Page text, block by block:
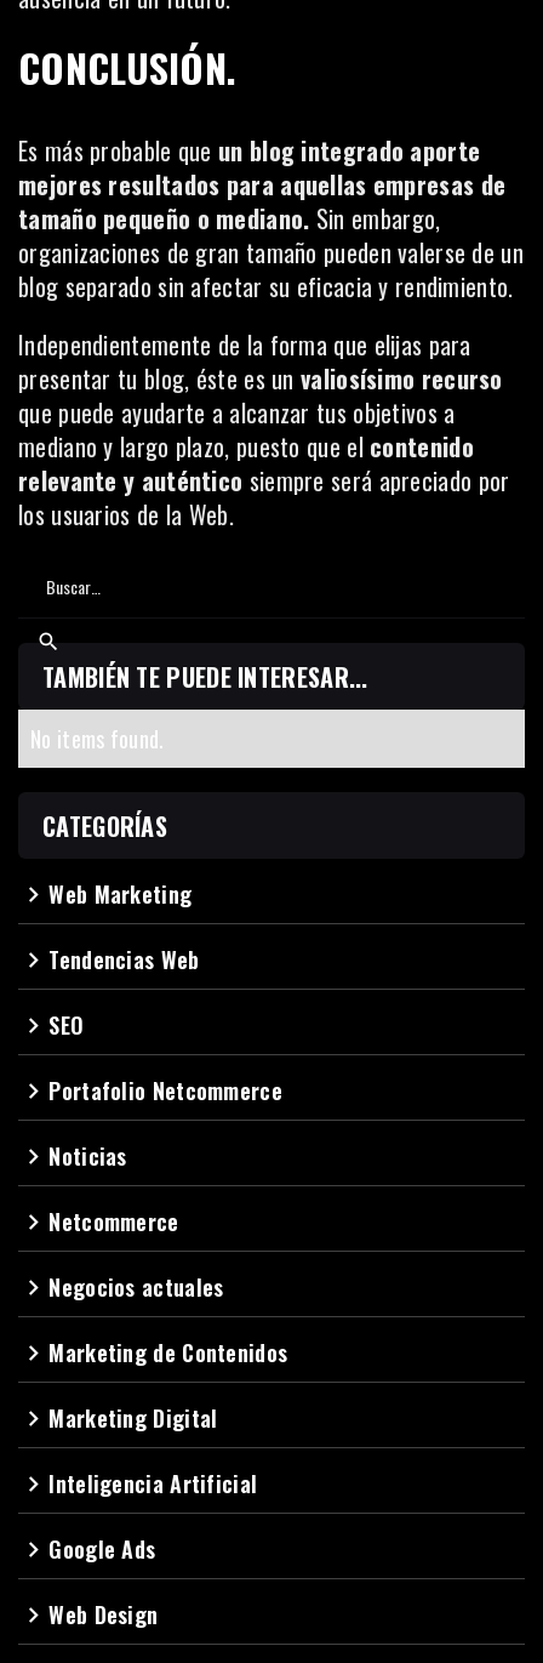
CONCLUSIÓN.
Es más probable que un blog integrado aporte
mejores resultados para aquellas empresas de
tamaño pequeño o mediano. Sin embargo,
organizaciones de gran tamaño pueden valerse de un
blog separado sin afectar su eficacia y rendimiento.
Independientemente de la forma que elijas para
presentar tu blog, éste es un valiosísimo recurso
que puede ayudarte a alcanzar tus objetivos a
mediano y largo plazo, puesto que el contenido
relevante y auténtico siempre será apreciado por
los usuarios de la Web.
TAMBIÉN TE PUEDE INTERESAR...
No items found.
CATEGORÍAS
navigate_nextWeb Marketing
navigate_next Tendencias Web
navigate_next SEO
navigate_next Portafolio Netcommerce
navigate_next Noticias
navigate_next Netcommerce
navigate_next Negocios actuales
navigate_next Marketing de Contenidos
navigate_next Marketing Digital
navigate_next Inteligencia Artificial
navigate_next Google Ads
navigate_nextWeb Design